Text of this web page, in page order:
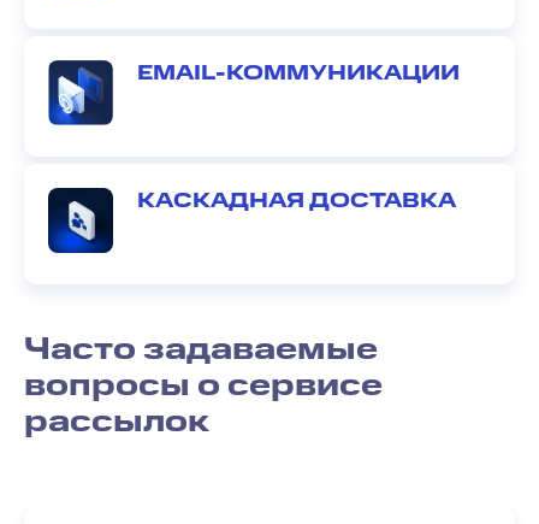
EMAIL-КОММУНИКАЦИИ
КАСКАДНАЯ ДОСТАВКА
Часто задаваемые
вопросы о сервисе
рассылок